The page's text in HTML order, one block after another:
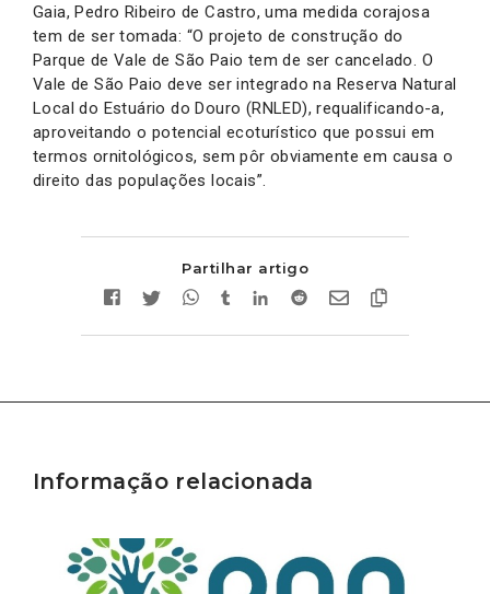
Gaia, Pedro Ribeiro de Castro, uma medida corajosa
tem de ser tomada: “O projeto de construção do
Parque de Vale de São Paio tem de ser cancelado. O
Vale de São Paio deve ser integrado na Reserva Natural
Local do Estuário do Douro (RNLED), requalificando-a,
aproveitando o potencial ecoturístico que possui em
termos ornitológicos, sem pôr obviamente em causa o
direito das populações locais”.
Partilhar artigo
Informação relacionada